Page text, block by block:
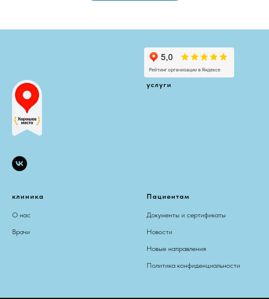
услуги
клиника
О нас
Врачи
Пациентам
Документы и сертификаты
Новости
Новые направления
Политика конфиденциальности